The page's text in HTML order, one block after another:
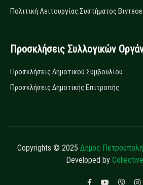
Πολιτική Λειτουργίας Συστήματος
Προσκλήσεις Συλλογικών
Προσκλήσεις Δημοτικού Συμβουλίου
Προσκλήσεις Δημοτικής Επιτροπής
Copyrights © 2025 Δήμος
Developed by